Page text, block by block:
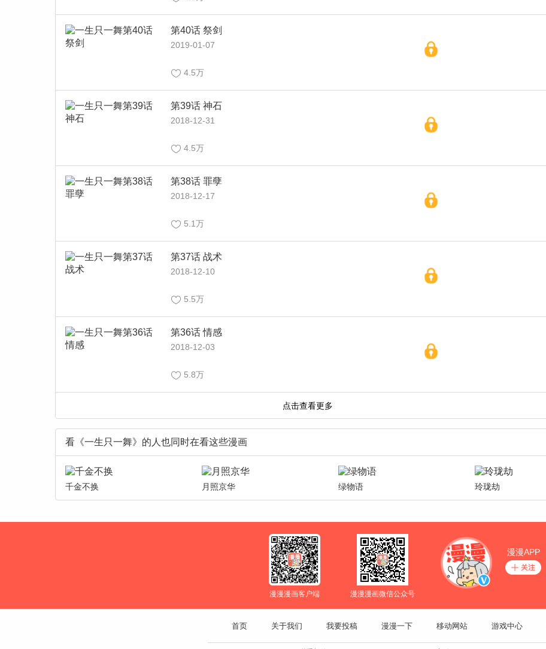
第40话 祭剑
2019-01-07
4.5万
第39话 神石
2018-12-31
4.5万
第38话 罪孽
2018-12-17
5.1万
第37话 战术
2018-12-10
5.5万
第36话 情感
2018-12-03
5.8万
看《一生只一舞》的人也同时在看这些漫画
千金不换 月照京华 绿物语 玲珑劫
漫漫漫画客户端 漫漫漫画微信公众号
漫漫APP
首页 关于我们 我要投稿 漫漫一下 移动网站 游戏中心